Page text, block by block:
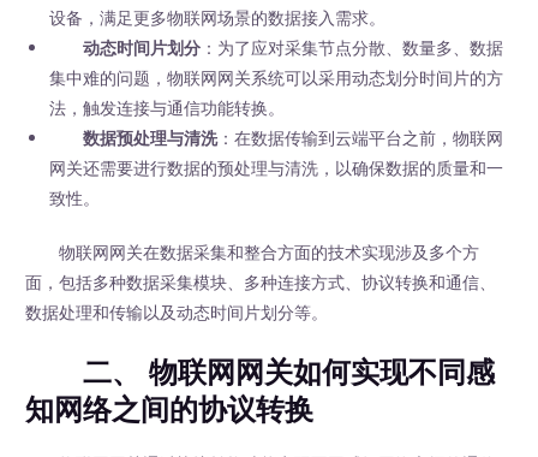
设备，满足更多物联网场景的数据接入需求。
动态时间片划分 ：为了应对采集节点分散、数量多、数据
集中难的问题，物联网网关系统可以采用动态划分时间片的方
法，触发连接与通信功能转换。
数据预处理与清洗：在数据传输到云端平台之前，物联网
网关还需要进行数据的预处理与清洗，以确保数据的质量和一
致性。
物联网网关在数据采集和整合方面的技术实现涉及多个方
面，包括多种数据采集模块、多种连接方式、协议转换和通信、
数据处理和传输以及动态时间片划分等。
二、 物联网网关如何实现不同感
知网络之间的协议转换